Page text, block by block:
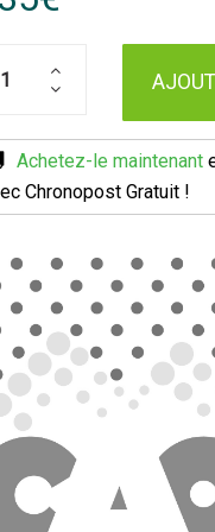
Achetez-le maintenant
Chronopost Gratuit !